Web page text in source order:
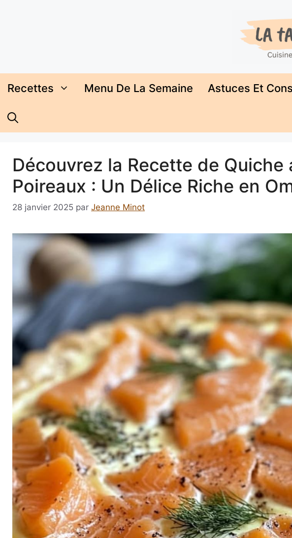
Recettes Menu De La Semaine Astuces Et
Découvrez la Recette de Quiche
Poireaux : Un Délice Riche en
28 janvier 2025 par Jeanne Minot